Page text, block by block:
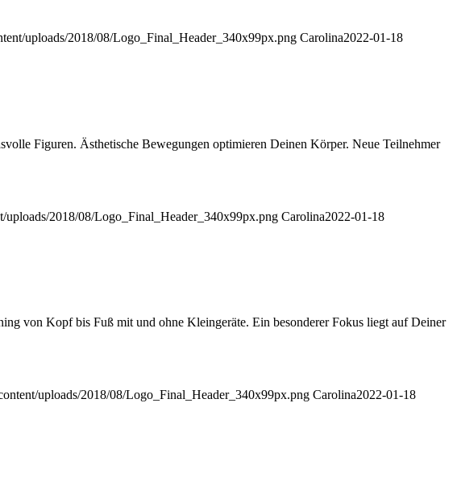
uploads/2018/08/Logo_Final_Header_340x99px.png Carolina2022-01-18
Figuren. Ästhetische Bewegungen optimieren Deinen Körper. Neue Teilnehmer
2018/08/Logo_Final_Header_340x99px.png Carolina2022-01-18
von Kopf bis Fuß mit und ohne Kleingeräte. Ein besonderer Fokus liegt auf Deiner
uploads/2018/08/Logo_Final_Header_340x99px.png Carolina2022-01-18